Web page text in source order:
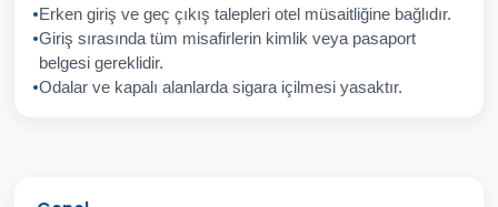
İptal Gönder
Erken giriş ve geç çıkış talepleri otel müsaitliğine bağlıdır.
Giriş sırasında tüm misafirlerin kimlik veya pasaport
belgesi gereklidir.
Odalar ve kapalı alanlarda sigara içilmesi yasaktır.